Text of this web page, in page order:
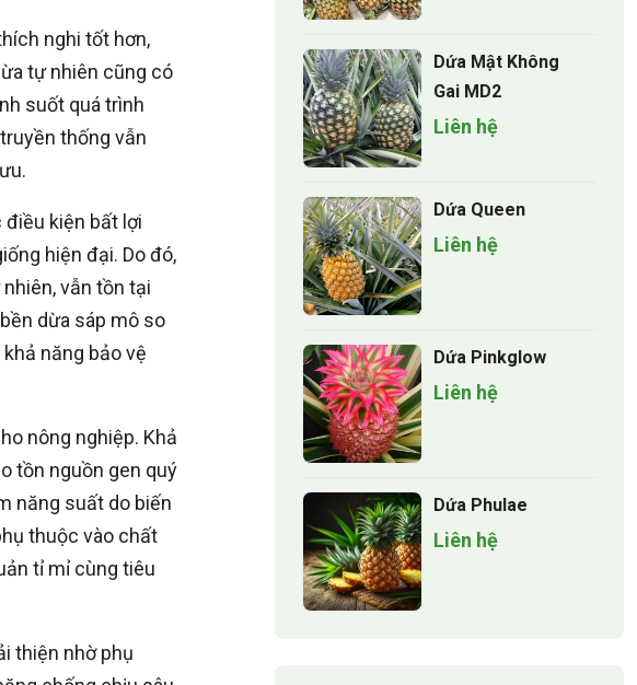
nghi tốt hơn,
tự nhiên cũng có
suốt quá trình
thống vẫn
điều kiện bất lợi
hiện đại. Do đó,
vẫn tồn tại
dừa sáp mô so
năng bảo vệ
nông nghiệp. Khả
tồn nguồn gen quý
năng suất do biến
thuộc vào chất
tỉ mỉ cùng tiêu
thiện nhờ phụ
Dứa Mật Không
Gai MD2
Liên hệ
Dứa Queen
Liên hệ
Dứa Pinkglow
Liên hệ
Dứa Phulae
Liên hệ